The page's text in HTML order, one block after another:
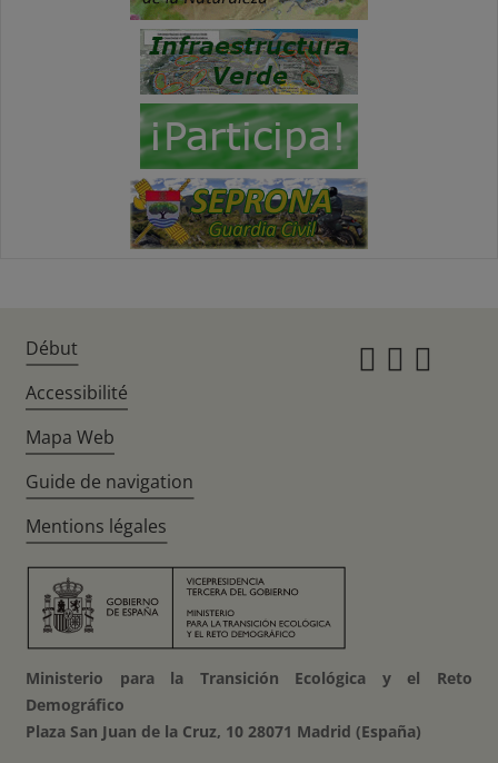
Début
Accessibilité
Mapa Web
Guide de navigation
Mentions légales
Ministerio para la Transición Ecológica y el Reto
Demográfico
Plaza San Juan de la Cruz, 10 28071 Madrid (España)